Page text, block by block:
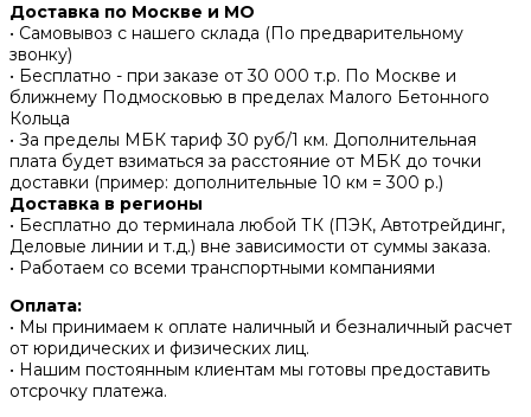
Доставка по Москве и МО
• Самовывоз с нашего склада (По предварительному
звонку)
• Бесплатно - при заказе от 30 000 т.р. По Москве и
ближнему Подмосковью в пределах Малого Бетонного
Кольца
• За пределы МБК тариф 30 руб/1 км. Дополнительная
плата будет взиматься за расстояние от МБК до точки
доставки (пример: дополнительные 10 км = 300 р.)
Доставка в регионы
• Бесплатно до терминала любой ТК (ПЭК, Автотрейдинг,
Деловые линии и т.д.) вне зависимости от суммы заказа.
• Работаем со всеми транспортными компаниями
Оплата:
• Мы принимаем к оплате наличный и безналичный расчет
от юридических и физических лиц.
• Нашим постоянным клиентам мы готовы предоставить
отсрочку платежа.